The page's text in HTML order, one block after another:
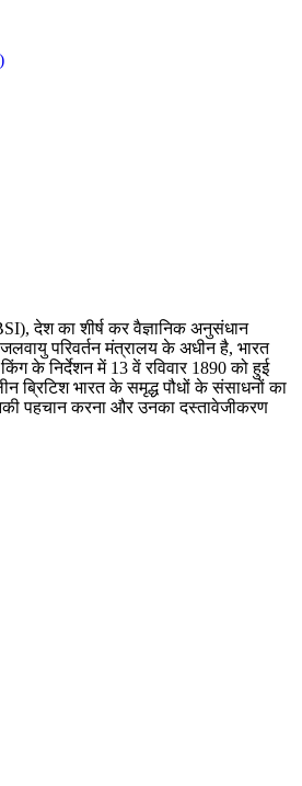
देश का शीर्ष कर वैज्ञानिक अनुसंधान
परिवर्तन मंत्रालय के अधीन है, भारत
के निर्देशन में 13 वें रविवार 1890 को हुई
ब्रिटिश भारत के समृद्ध पौधों के संसाधनों का
पहचान करना और उनका दस्तावेजीकरण